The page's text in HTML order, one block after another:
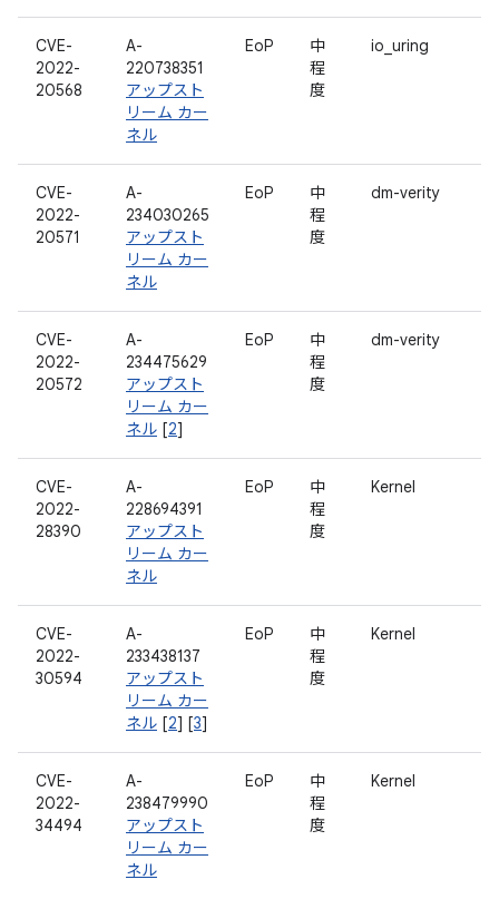
CVE-
2022-
20568
A-
220738351
アップスト
リーム カー
ネル
EoP
中
程
度
io_uring
CVE-
2022-
20571
A-
234030265
アップスト
リーム カー
ネル
EoP
中
程
度
dm-verity
CVE-
2022-
20572
A-
234475629
アップスト
リーム カー
ネル [2]
EoP
中
程
度
dm-verity
CVE-
2022-
28390
A-
228694391
アップスト
リーム カー
ネル
EoP
中
程
度
Kernel
CVE-
2022-
30594
A-
233438137
アップスト
リーム カー
ネル [2] [3]
EoP
中
程
度
Kernel
CVE-
2022-
34494
A-
238479990
アップスト
リーム カー
ネル
EoP
中
程
度
Kernel